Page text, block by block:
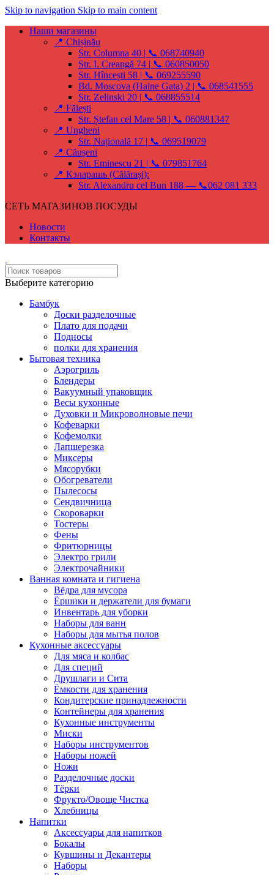
Skip to navigation Skip to main content
Наши магазины
📍 Chișinău
Str. Columna 40 | 📞 068740940
Str. I. Creangă 74 | 📞 060850050
Str. Hîncești 58 | 📞 069255590
Bd. Moscova (Haine Gata) 2 | 📞 068541555
Str. Zelinski 20 | 📞 068855514
📍 Fălești
Str. Ștefan cel Mare 58 | 📞 060881347
📍 Ungheni
Str. Națională 17 | 📞 069519079
📍 Căușeni
Str. Eminescu 21 | 📞 079851764
📍 Кэларашь (Călărași):
Str. Alexandru cel Bun 188 — 📞062 081 333
СЕТЬ МАГАЗИНОВ ПОСУДЫ
Новости
Контакты
Выберите категорию
Бамбук
Доски разделочные
Плато для подачи
Подносы
полки для хранения
Бытовая техника
Аэрогриль
Блендеры
Вакуумный упаковщик
Весы кухонные
Духовки и Микроволновые печи
Кофеварки
Кофемолки
Лапшерезка
Миксеры
Мясорубки
Обогреватели
Пылесосы
Сендвичница
Скороварки
Тостеры
Фены
Фритюрницы
Электро грили
Электрочайники
Ванная комната и гигиена
Вёдра для мусора
Ёршики и держатели для бумаги
Инвентарь для уборки
Наборы для ванн
Наборы для мытья полов
Кухонные аксессуары
Для мяса и колбас
Для специй
Друшлаги и Сита
Ёмкости для хранения
Кондитерские принадлежности
Контейнеры для хранения
Кухонные инструменты
Миски
Наборы инструментов
Наборы ножей
Ножи
Разделочные доски
Тёрки
Фрукто/Овоще Чистка
Хлебницы
Напитки
Аксессуары для напитков
Бокалы
Кувшины и Декантеры
Наборы